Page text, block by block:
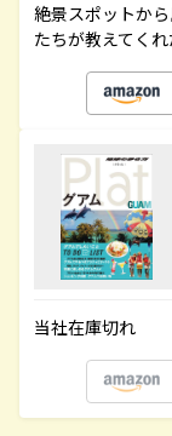
絶景スポットか
たちが教えてく
当社在庫切れ